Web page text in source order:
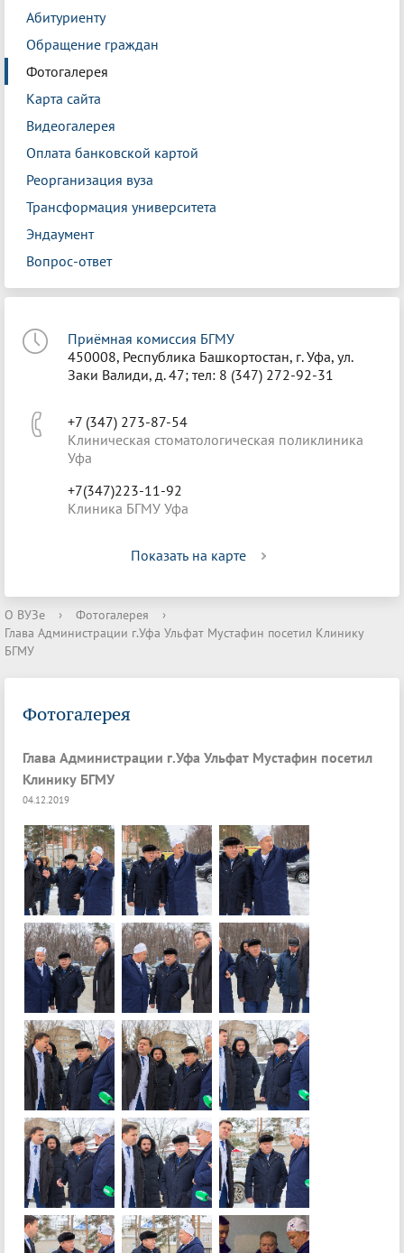
Абитуриенту
Обращение граждан
Фотогалерея
Карта сайта
Видеогалерея
Оплата банковской картой
Реорганизация вуза
Трансформация университета
Эндаумент
Вопрос-ответ
Приёмная комиссия БГМУ
450008, Республика Башкортостан, г. Уфа, ул.
Заки Валиди, д. 47; тел: 8 (347) 272-92-31
+7 (347) 273-87-54
Клиническая стоматологическая поликлиника
Уфа
+7(347)223-11-92
Клиника БГМУ Уфа
Показать на карте
О ВУЗе › Фотогалерея
›
Глава Администрации г.Уфа Ульфат Мустафин посетил Клинику
БГМУ
Фотогалерея
Глава Администрации г.Уфа Ульфат Мустафин посетил
Клинику БГМУ
04.12.2019